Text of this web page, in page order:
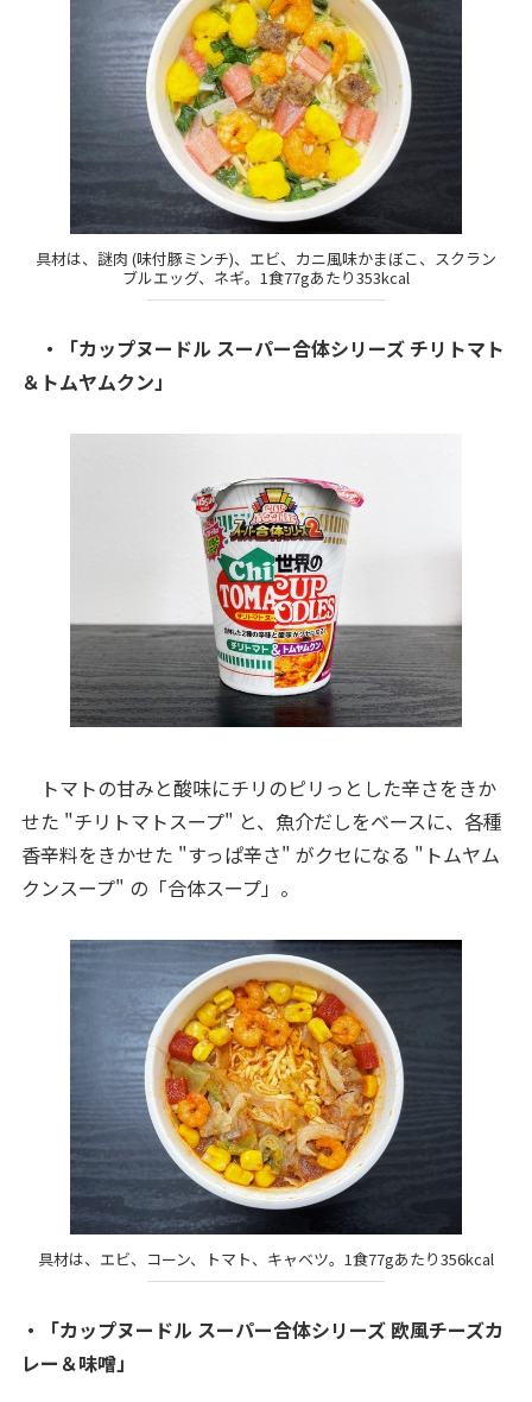
具材は、謎肉 (味付豚ミンチ)、エビ、カニ風味かまぼこ、スクラン
ブルエッグ、ネギ。1食77gあたり353kcal
・「カップヌードル スーパー合体シリーズ チリトマト
＆トムヤムクン」
トマトの甘みと酸味にチリのピリっとした辛さをきか
せた "チリトマトスープ" と、魚介だしをベースに、各種
香辛料をきかせた "すっぱ辛さ" がクセになる "トムヤム
クンスープ" の「合体スープ」。
具材は、エビ、コーン、トマト、キャベツ。1食77gあたり356kcal
・「カップヌードル スーパー合体シリーズ 欧風チーズカ
レー＆味噌」